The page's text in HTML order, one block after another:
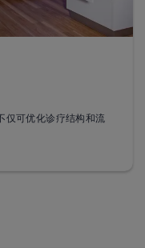
系统及
息
息
信息
手术室内女
信息
高腹腔
息
仅可优化诊疗结构和流